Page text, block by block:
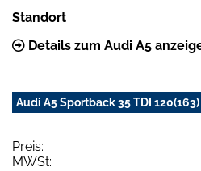
Standort
Details zum Audi A5
Audi A5 Sportback 35 TDI
Preis:
MWSt: